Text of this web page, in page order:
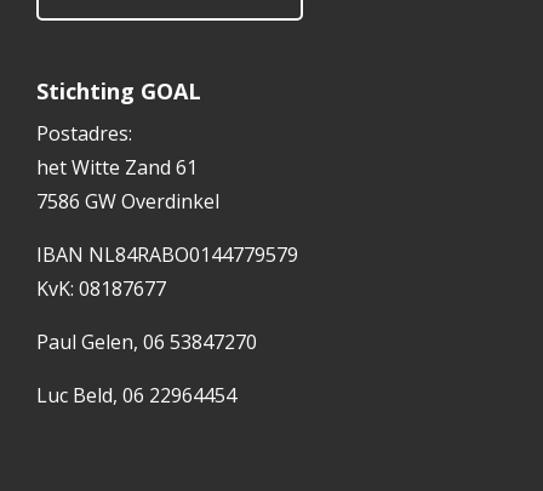
Stichting GOAL
Postadres:
het Witte Zand 61
7586 GW Overdinkel
IBAN NL84RABO0144779579
KvK: 08187677
Paul Gelen, 06 53847270
Luc Beld, 06 22964454